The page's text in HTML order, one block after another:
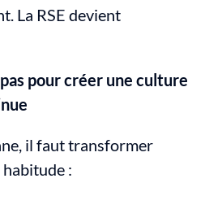
La RSE devient
pour créer une culture
il faut transformer
: